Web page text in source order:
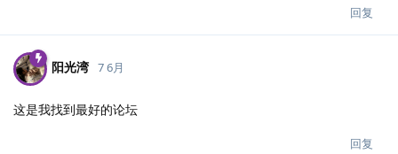
回复
阳光湾 7 6月
这是我找到最好的论坛
回复